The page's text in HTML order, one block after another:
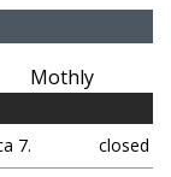
Mothly
7.
closed